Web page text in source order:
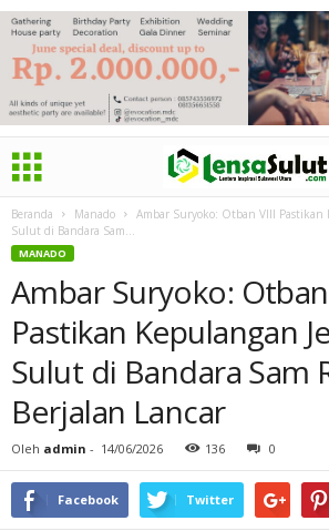
Beranda Manado
Ambar Suryoko: Otban VIII Pastikan
Sulut di Bandara Sam...
MANADO
Ambar Suryoko:
Pastikan Kepulangan
Sulut di Bandara Sam
Berjalan Lancar
Oleh admin - 14/06/2026 136 0
Facebook Twitter